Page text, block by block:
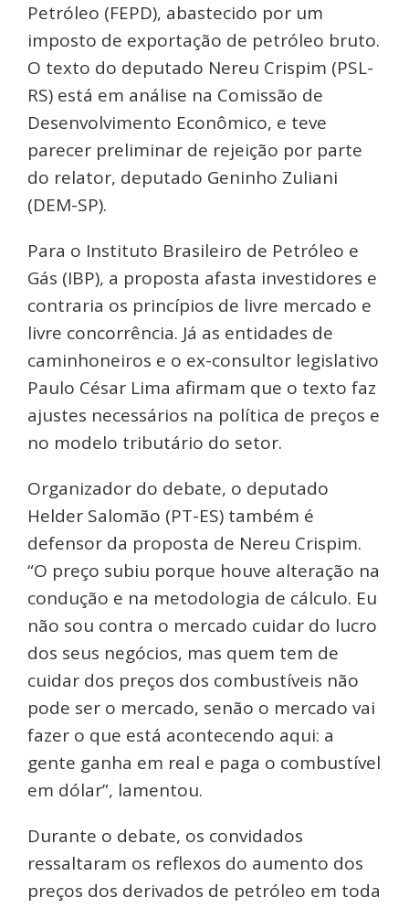
Petróleo (FEPD), abastecido por um
imposto de exportação de petróleo bruto.
O texto do deputado Nereu Crispim (PSL-
RS) está em análise na Comissão de
Desenvolvimento Econômico, e teve
parecer preliminar de rejeição por parte
do relator, deputado Geninho Zuliani
(DEM-SP).
Para o Instituto Brasileiro de Petróleo e
Gás (IBP), a proposta afasta investidores e
contraria os princípios de livre mercado e
livre concorrência. Já as entidades de
caminhoneiros e o ex-consultor legislativo
Paulo César Lima afirmam que o texto faz
ajustes necessários na política de preços e
no modelo tributário do setor.
Organizador do debate, o deputado
Helder Salomão (PT-ES) também é
defensor da proposta de Nereu Crispim.
“O preço subiu porque houve alteração na
condução e na metodologia de cálculo. Eu
não sou contra o mercado cuidar do lucro
dos seus negócios, mas quem tem de
cuidar dos preços dos combustíveis não
pode ser o mercado, senão o mercado vai
fazer o que está acontecendo aqui: a
gente ganha em real e paga o combustível
em dólar”, lamentou.
Durante o debate, os convidados
ressaltaram os reflexos do aumento dos
preços dos derivados de petróleo em toda